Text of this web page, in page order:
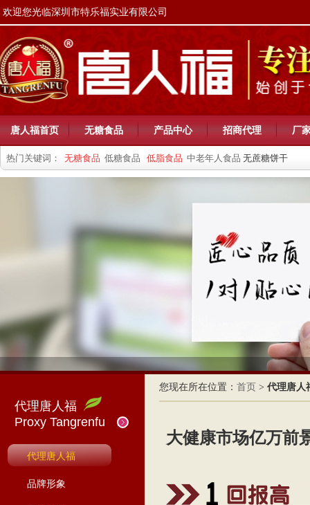
欢迎您光临深圳市特乐福实业有限公司
唐人福首页 无糖食品 产品中心 招商代理 厂
热门关键词： 无糖食品 低糖食品 低脂食品 中老年人食品 无蔗糖饼干
代理唐人福
Proxy Tangrenfu
代理唐人福
品牌形象
您现在所在位置： 首页 > 代理唐人
大健康市场亿万前